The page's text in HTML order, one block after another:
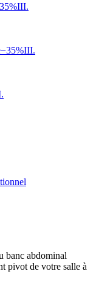
35%III.
−35%III.
.
banc abdominal
pivot de votre salle à